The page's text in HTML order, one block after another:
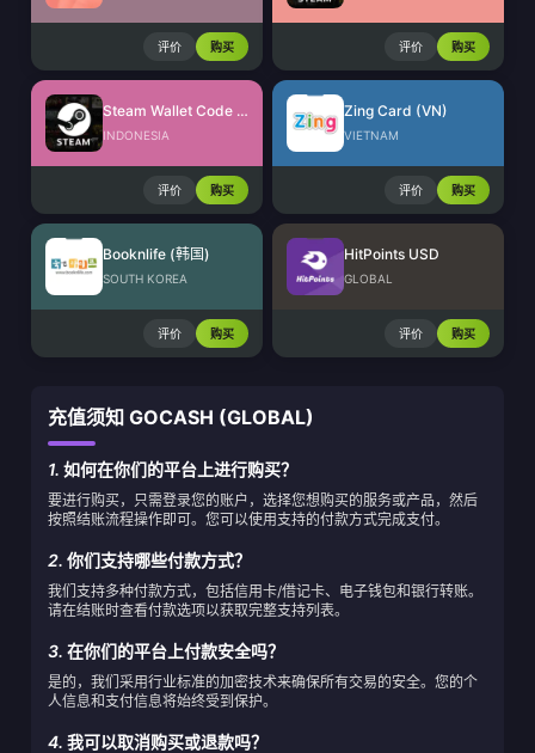
评价 购买 评价 购买
Steam Wallet Code (IDR)
INDONESIA
评价 购买
Zing Card (VN)
VIETNAM
评价 购买
Booknlife (韩国)
SOUTH KOREA
评价 购买
HitPoints USD
GLOBAL
评价 购买
充值须知 GOCASH (GLOBAL)
1. 如何在你们的平台上进行购买？
要进行购买，只需登录您的账户，选择您想购买的服务或产品，然后
按照结账流程操作即可。您可以使用支持的付款方式完成支付。
2. 你们支持哪些付款方式？
我们支持多种付款方式，包括信用卡/借记卡、电子钱包和银行转账。
请在结账时查看付款选项以获取完整支持列表。
3. 在你们的平台上付款安全吗？
是的，我们采用行业标准的加密技术来确保所有交易的安全。您的个
人信息和支付信息将始终受到保护。
4. 我可以取消购买或退款吗？